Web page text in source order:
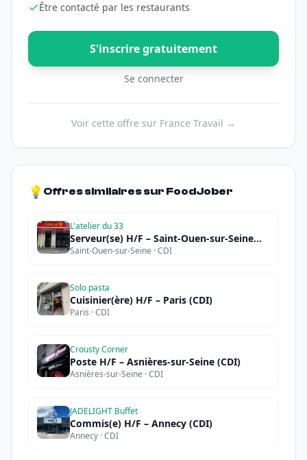
Être contacté par les restaurants
S'inscrire gratuitement
Se connecter
Voir cette offre sur France Travail →
💡 Offres similaires sur FoodJober
L'atelier du 33
Serveur(se) H/F – Saint-Ouen-sur-Seine
(CDI)
Saint-Ouen-sur-Seine · CDI
Solo pasta
Cuisinier(ère) H/F – Paris (CDI)
Paris · CDI
Crousty Corner
Poste H/F – Asnières-sur-Seine (CDI)
Asnières-sur-Seine · CDI
JADELIGHT Buffet
Commis(e) H/F – Annecy (CDI)
Annecy · CDI